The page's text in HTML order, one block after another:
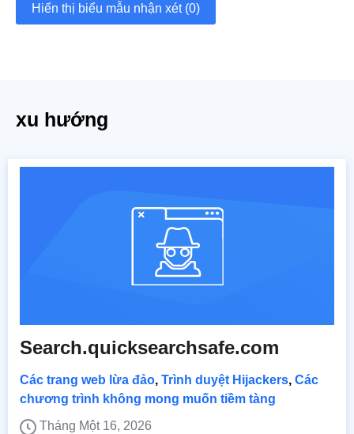
Hiển thị biểu mẫu nhận xét (0)
xu hướng
Search.quicksearchsafe.com
Các trang web lừa đảo, Trình duyệt Hijackers, Các
chương trình không mong muốn tiềm tàng
Tháng Một 16, 2026